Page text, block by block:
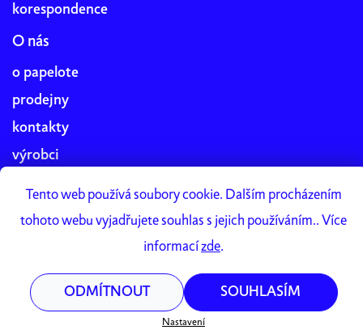
Tento web používá soubory cookie. Dalším procházením
tohoto webu vyjadřujete souhlas s jejich používáním.. Více
informacízde.
Nastavení
ODMÍTNOUT SOUHLASÍM
korespondence
O nás
o papelote
prodejny
kontakty
výrobci
práce v papelote
Vytvořil Shoptet Premium
. Všechna práva vyhrazena.